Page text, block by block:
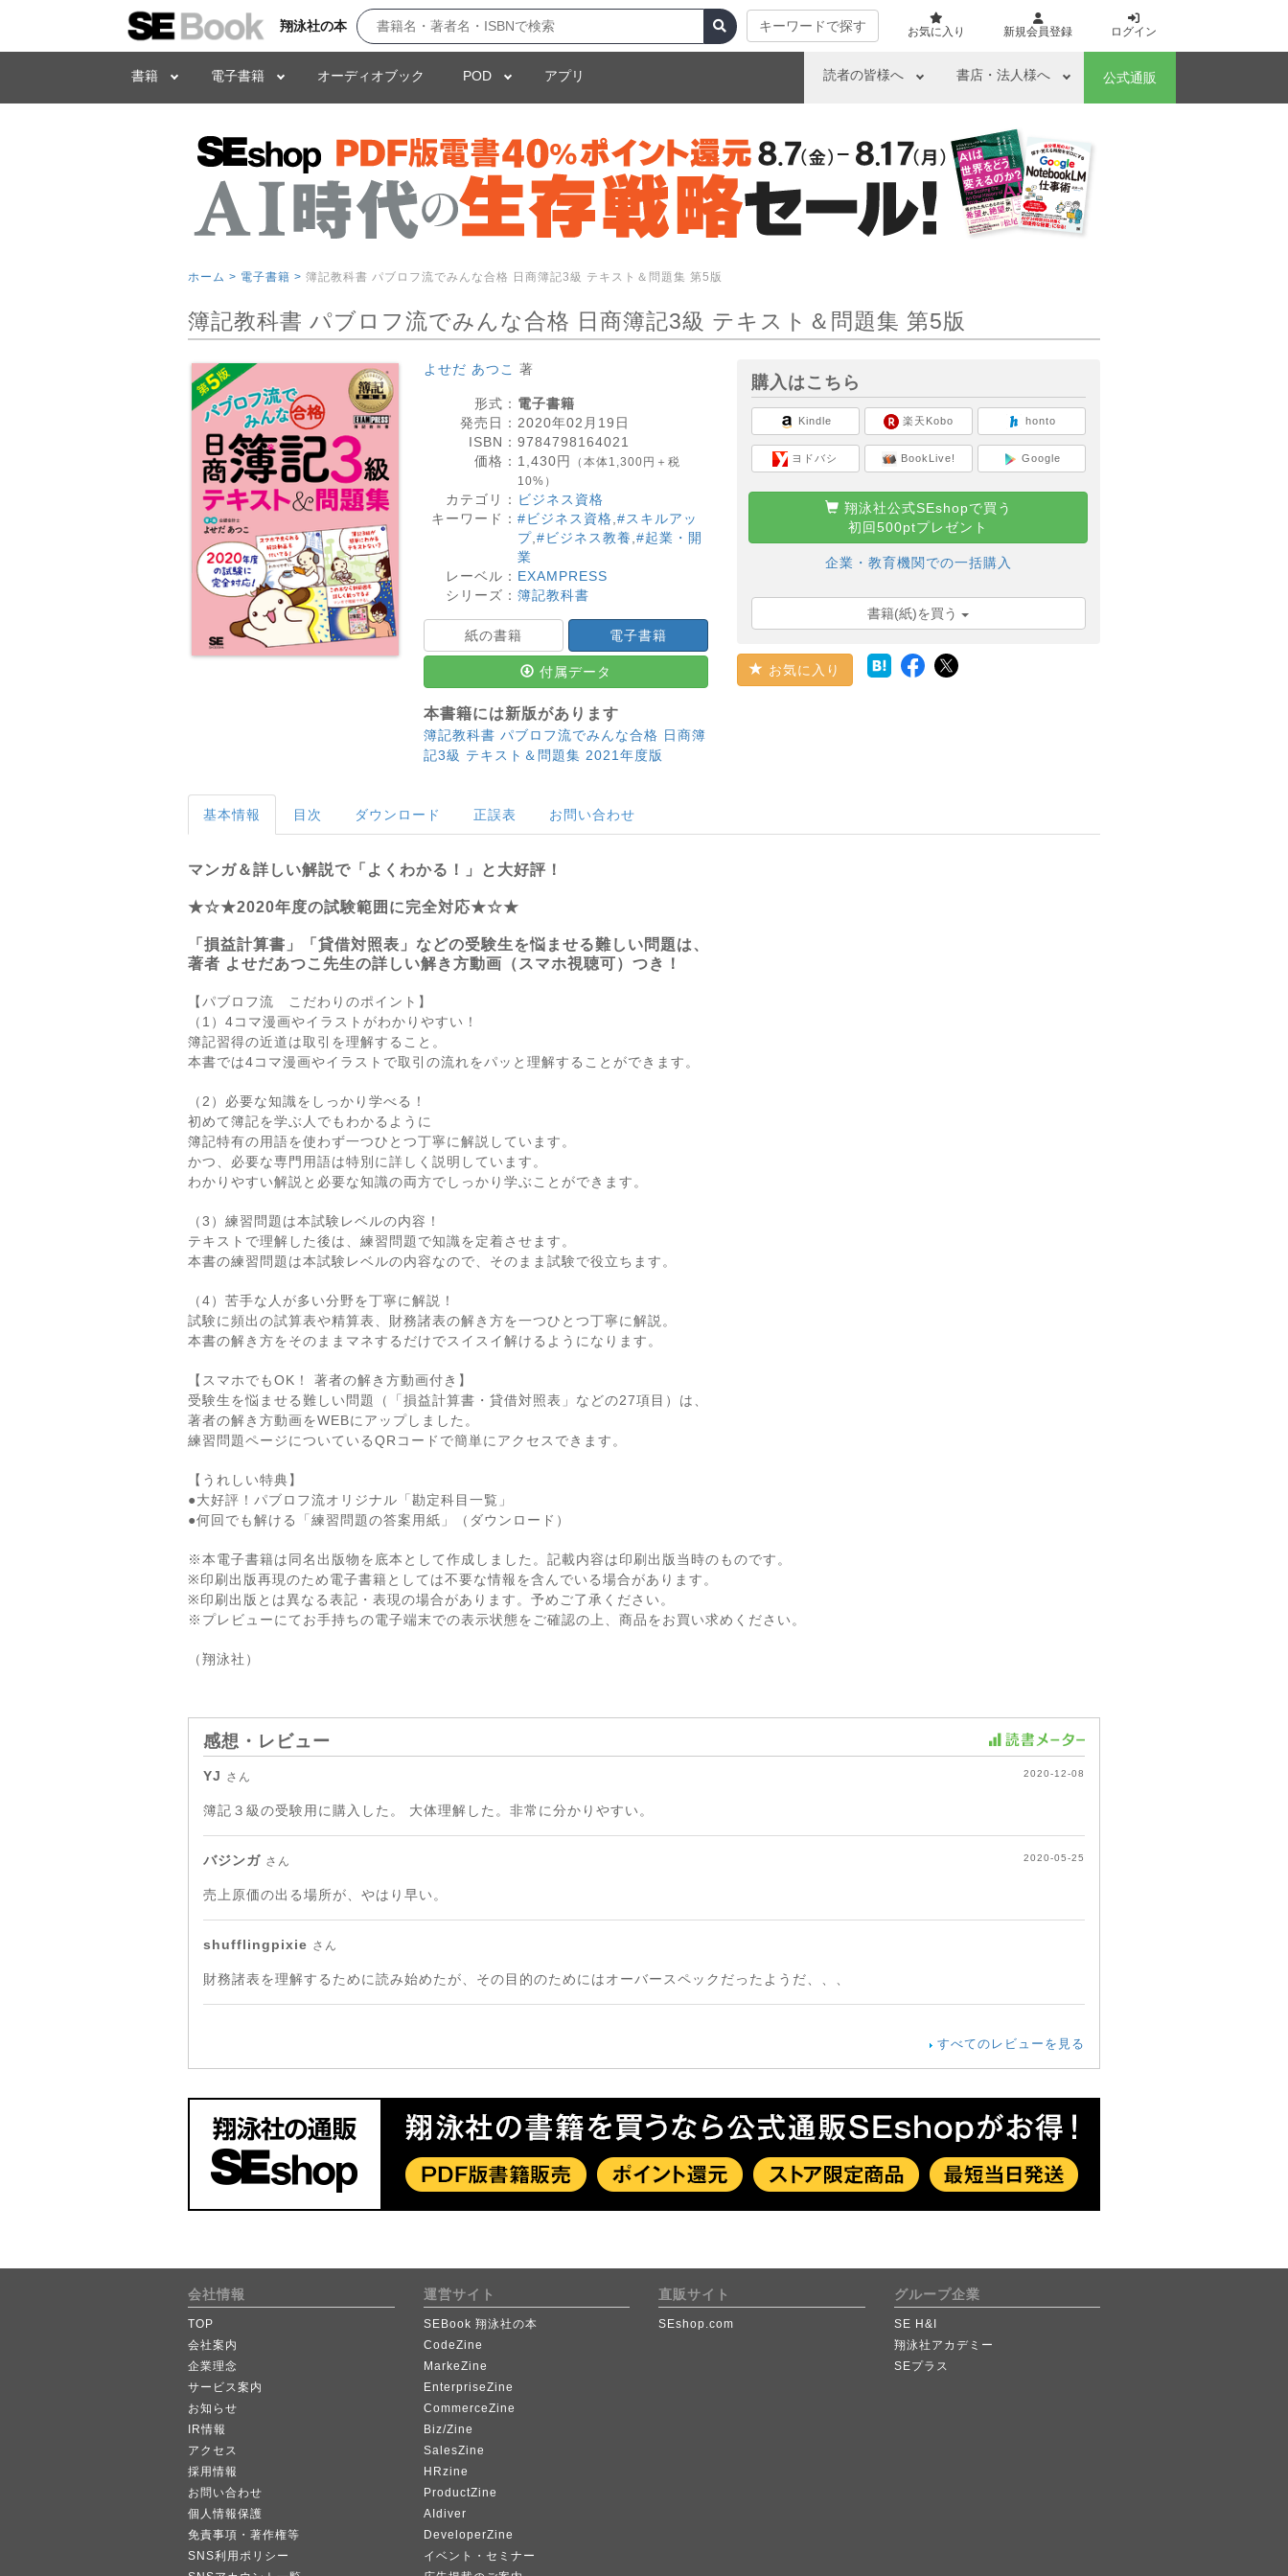
翔泳社の本 キーワードで探す お気に入り 新規会員登録 ログイン
書籍 電子書籍 オーディオブック POD アプリ 読者の皆様へ 書店・法人様へ 公式通販
ホーム > 電子書籍 > 簿記教科書 パブロフ流でみんな合格 日商簿記3級 テキスト＆問題集 第5版
簿記教科書 パブロフ流でみんな合格 日商簿記3級 テキスト＆問題集 第5版
よせだ あつこ 著
形式： 電子書籍
発売日： 2020年02月19日
ISBN： 9784798164021
価格： 1,430円
（本体1,300円＋税
10%）
カテゴリ： ビジネス資格
キーワード： #ビジネス資格 #スキルアッ
プ, #ビジネス教養 #起業・開
業
レーベル： EXAMPRESS
シリーズ： 簿記教科書
紙の書籍 電子書籍
付属データ
本書籍には新版があります
簿記教科書 パブロフ流でみんな合格 日商簿
記3級 テキスト＆問題集 2021年度版
購入はこちら
Kindle
ヨドバシ
楽天Kobo
BookLive!
honto
Google
翔泳社公式SEshopで買う
初回500ptプレゼント
企業・教育機関での一括購入
書籍(紙)を買う
お気に入り
基本情報 目次 ダウンロード 正誤表 お問い合わせ
マンガ＆詳しい解説で「よくわかる！」と大好評！
★☆★2020年度の試験範囲に完全対応★☆★
「損益計算書」「貸借対照表」などの受験生を悩ませる難しい問題は、
著者 よせだあつこ先生の詳しい解き方動画（スマホ視聴可）つき！
【パブロフ流 こだわりのポイント】
（1）4コマ漫画やイラストがわかりやすい！
簿記習得の近道は取引を理解すること。
本書では4コマ漫画やイラストで取引の流れをパッと理解することができます。
（2）必要な知識をしっかり学べる！
初めて簿記を学ぶ人でもわかるように
簿記特有の用語を使わず一つひとつ丁寧に解説しています。
かつ、必要な専門用語は特別に詳しく説明しています。
わかりやすい解説と必要な知識の両方でしっかり学ぶことができます。
（3）練習問題は本試験レベルの内容！
テキストで理解した後は、練習問題で知識を定着させます。
本書の練習問題は本試験レベルの内容なので、そのまま試験で役立ちます。
（4）苦手な人が多い分野を丁寧に解説！
試験に頻出の試算表や精算表、財務諸表の解き方を一つひとつ丁寧に解説。
本書の解き方をそのままマネするだけでスイスイ解けるようになります。
【スマホでもOK！ 著者の解き方動画付き】
受験生を悩ませる難しい問題（「損益計算書・貸借対照表」などの27項目）は、
著者の解き方動画をWEBにアップしました。
練習問題ページについているQRコードで簡単にアクセスできます。
【うれしい特典】
●大好評！パブロフ流オリジナル「勘定科目一覧」
●何回でも解ける「練習問題の答案用紙」（ダウンロード）
※本電子書籍は同名出版物を底本として作成しました。記載内容は印刷出版当時のものです。
※印刷出版再現のため電子書籍としては不要な情報を含んでいる場合があります。
※印刷出版とは異なる表記・表現の場合があります。予めご了承ください。
※プレビューにてお手持ちの電子端末での表示状態をご確認の上、商品をお買い求めください。
（翔泳社）
感想・レビュー
YJ さん 2020-12-08
簿記３級の受験用に購入した。 大体理解した。非常に分かりやすい。
バジンガ さん 2020-05-25
売上原価の出る場所が、やはり早い。
shufflingpixie さん
財務諸表を理解するために読み始めたが、その目的のためにはオーバースペックだったようだ、、、
すべてのレビューを見る
会社情報
TOP
会社案内
企業理念
サービス案内
お知らせ
IR情報
アクセス
採用情報
お問い合わせ
個人情報保護
免責事項・著作権等
SNS利用ポリシー
運営サイト
SEBook 翔泳社の本
CodeZine
MarkeZine
EnterpriseZine
CommerceZine
Biz/Zine
SalesZine
HRzine
ProductZine
AIdiver
DeveloperZine
イベント・セミナー
直販サイト
SEshop.com
グループ企業
SE H&I
翔泳社アカデミー
SEプラス